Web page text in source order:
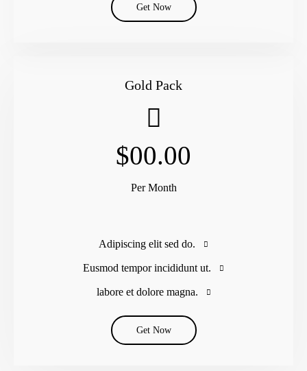
Get Now
Gold Pack
$00.00
Per Month
Adipiscing elit sed do.
Eusmod tempor incididunt ut.
labore et dolore magna.
Get Now